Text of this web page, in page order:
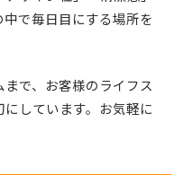
中で毎日目にする場所を
で、お客様のライフス
しています。お気軽に